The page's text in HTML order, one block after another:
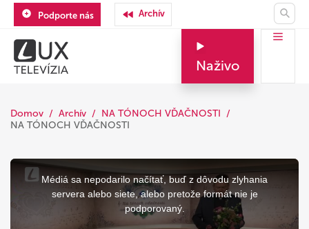
Podporte nás Archív
Naživo
Domov Archív
NA TÓNOCH VĎAČNOSTI
NA TÓNOCH VĎAČNOSTI
This
modal
Médiá sa nepodarilo načítať, buď z dôvodu zlyhania
servera alebo siete, alebo pretože formát nie je
podporovaný.